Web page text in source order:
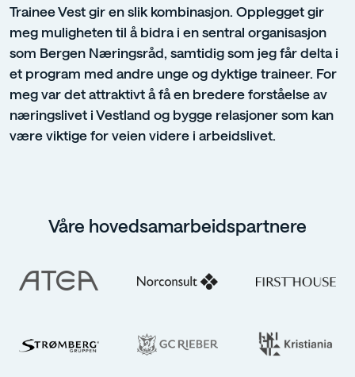
Trainee Vest gir en slik kombinasjon. Opplegget gir
meg muligheten til å bidra i en sentral organisasjon
som Bergen Næringsråd, samtidig som jeg får delta i
et program med andre unge og dyktige traineer. For
meg var det attraktivt å få en bredere forståelse av
næringslivet i Vestland og bygge relasjoner som kan
være viktige for veien videre i arbeidslivet.
Våre hovedsamarbeidspartnere